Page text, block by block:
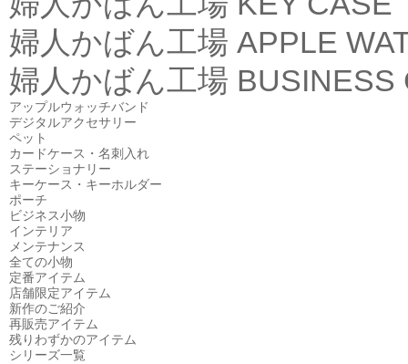
婦人かばん工場 APPLE
婦人かばん工場 BUSINESS
アップルウォッチバンド
デジタルアクセサリー
ペット
カードケース・名刺入れ
ステーショナリー
キーケース・キーホルダー
ポーチ
ビジネス小物
インテリア
メンテナンス
全ての小物
定番アイテム
店舗限定アイテム
新作のご紹介
再販売アイテム
残りわずかのアイテム
シリーズ一覧